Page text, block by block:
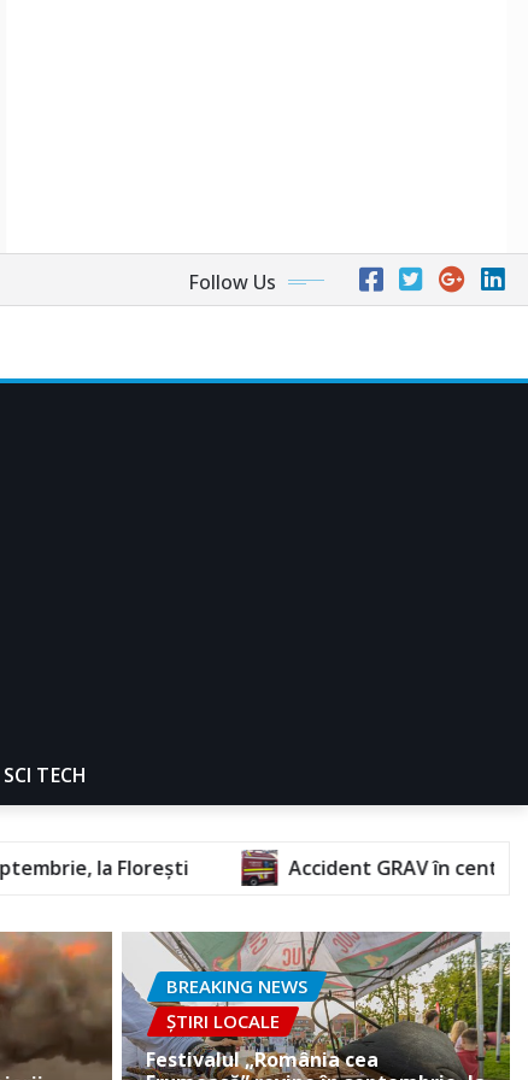
Follow Us
SCI TECH
Accident GRAV în centrul orașului. O femeie a
BREAKING NEWS
ȘTIRI LOCALE
Festivalul „România cea